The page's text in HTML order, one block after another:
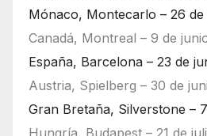
Mónaco, Montecarlo – 26 de
Canadá, Montreal – 9 de
España, Barcelona – 23 de
Austria, Spielberg – 30 de
Gran Bretaña, Silverstone –